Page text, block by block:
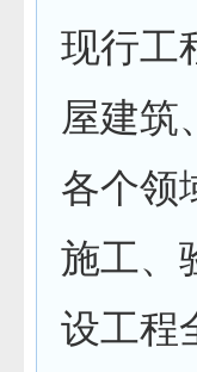
现行工
屋建筑
各个领
施工、
设工程